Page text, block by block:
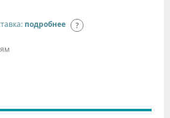
подробнее